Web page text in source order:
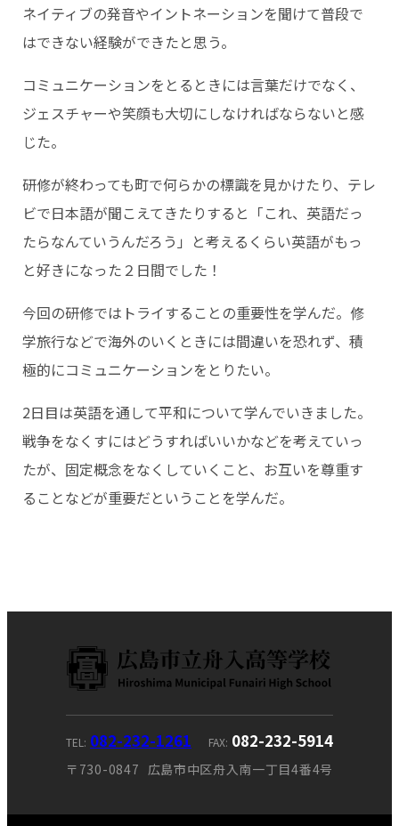
ネイティブの発音やイントネーションを聞けて普段で
はできない経験ができたと思う。
コミュニケーションをとるときには言葉だけでなく、
ジェスチャーや笑顔も大切にしなければならないと感
じた。
研修が終わっても町で何らかの標識を見かけたり、テレ
ビで日本語が聞こえてきたりすると「これ、英語だっ
たらなんていうんだろう」と考えるくらい英語がもっ
と好きになった２日間でした！
今回の研修ではトライすることの重要性を学んだ。修
学旅行などで海外のいくときには間違いを恐れず、積
極的にコミュニケーションをとりたい。
2日目は英語を通して平和について学んでいきました。
戦争をなくすにはどうすればいいかなどを考えていっ
たが、固定概念をなくしていくこと、お互いを尊重す
ることなどが重要だということを学んだ。
TEL 082-232-1261 FAX 082-232-5914
〒730-0847 広島市中区舟入南一丁目4番4号